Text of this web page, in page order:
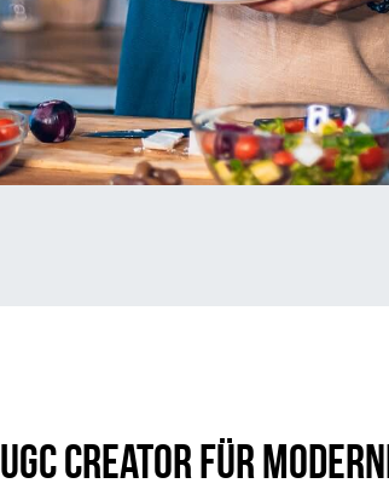
UGC Creator für